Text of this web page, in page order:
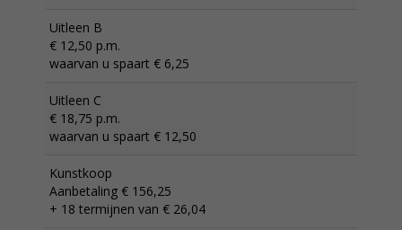
Uitleen B
€ 12,50 p.m.
waarvan u spaart € 6,25
Uitleen C
€ 18,75 p.m.
waarvan u spaart € 12,50
Kunstkoop
Aanbetaling € 156,25
+ 18 termijnen van € 26,04